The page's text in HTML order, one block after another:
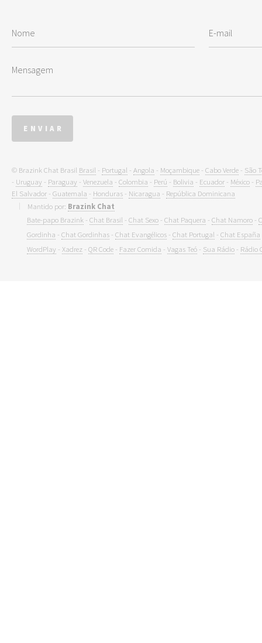
© Brazink Chat Brasil Brasil - Portugal - Angola - Moçambique - Cabo Verde - São
- Uruguay - Paraguay - Venezuela - Colombia - Perú - Bolivia - Ecuador - México -
El Salvador - Guatemala - Honduras - Nicaragua - República Dominicana
Mantido por: Brazink Chat
Bate-papo Brazink - Chat Brasil - Chat Sexo- Chat Paquera - Chat Namoro-
Gordinha - Chat Gordinhas- Chat Evangélicos- Chat Portugal - Chat España
WordPlay - Xadrez- QR Code- Fazer Comida - Vagas Teó- Sua Rádio- Rádio